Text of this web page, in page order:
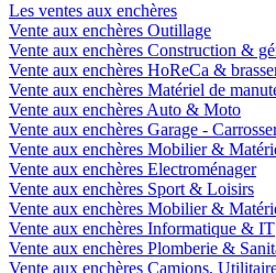
Les ventes aux enchères
Vente aux enchères Outillage
Vente aux enchères Construction &
Vente aux enchères HoReCa &
Vente aux enchères Matériel de
Vente aux enchères Auto & Moto
Vente aux enchères Garage -
Vente aux enchères Mobilier &
Vente aux enchères Electroménager
Vente aux enchères Sport & Loisirs
Vente aux enchères Mobilier &
Vente aux enchères Informatique & IT
Vente aux enchères Plomberie &
Vente aux enchères Camions,